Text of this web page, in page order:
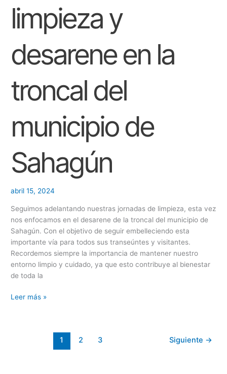
limpieza y
desarene en la
troncal del
municipio de
Sahagún
abril 15, 2024
Seguimos adelantando nuestras jornadas de limpieza, esta vez
nos enfocamos en el desarene de la troncal del municipio de
Sahagún. Con el objetivo de seguir embelleciendo esta
importante vía para todos sus transeúntes y visitantes.
Recordemos siempre la importancia de mantener nuestro
entorno limpio y cuidado, ya que esto contribuye al bienestar
de toda la
municipio
de
Leer más »
1 2 3 Siguiente →